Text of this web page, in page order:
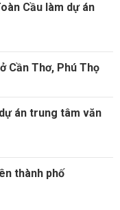
Cầu làm dự án
Cần Thơ, Phú Thọ
án trung tâm văn
thành phố